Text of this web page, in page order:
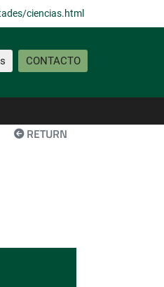
ciencias.html
CONTACTO
RETURN